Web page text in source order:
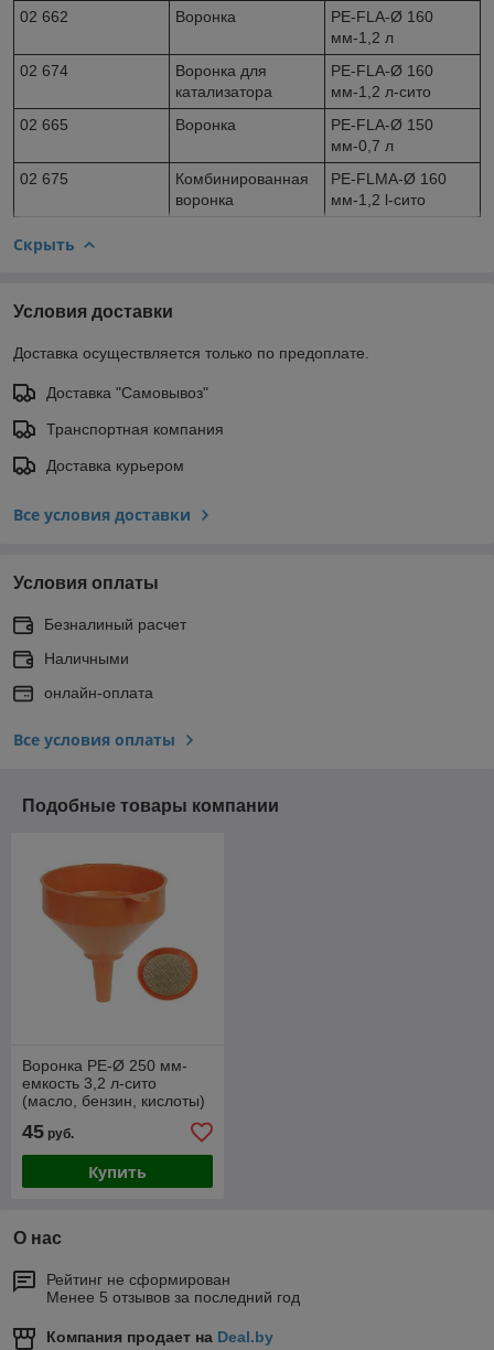
02 662
Воронка
PE-FLA-Ø 160
мм-1,2 л
02 674
Воронка для
катализатора
PE-FLA-Ø 160
мм-1,2 л-сито
02 665
Воронка
PE-FLA-Ø 150
мм-0,7 л
02 675
Комбинированная
воронка
PE-FLMA-Ø 160
мм-1,2 l-сито
Скрыть
Условия доставки
Доставка осуществляется только по предоплате.
Доставка "Самовывоз"
Транспортная компания
Доставка курьером
Все условия доставки
Условия оплаты
Безналиный расчет
Наличными
онлайн-оплата
Все условия оплаты
Подобные товары компании
Воронка PE-Ø 250 мм-
емкость 3,2 л-сито
(масло, бензин, кислоты)
45 руб.
Купить
О нас
Рейтинг не сформирован
Менее 5 отзывов за последний год
Компания продает на Deal.by